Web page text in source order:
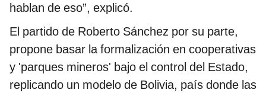
hablan de eso”, explicó.
El partido de Roberto Sánchez por su parte,
propone basar la formalización en cooperativas
y 'parques mineros' bajo el control del Estado,
replicando un modelo de Bolivia, país donde las